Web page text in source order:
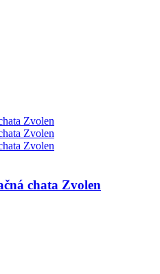
chata Zvolen